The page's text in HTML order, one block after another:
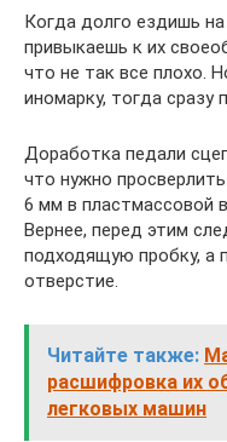
Когда долго ездишь
привыкаешь к их
что не так все плохо.
иномарку, тогда сразу
Доработка педали
что нужно
6 мм в пластмассовой
Вернее, перед этим
подходящую пробку, а
отверстие.
Читайте также:
расшифровка их
легковых машин